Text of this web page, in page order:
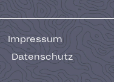
Impressum
Datenschutz